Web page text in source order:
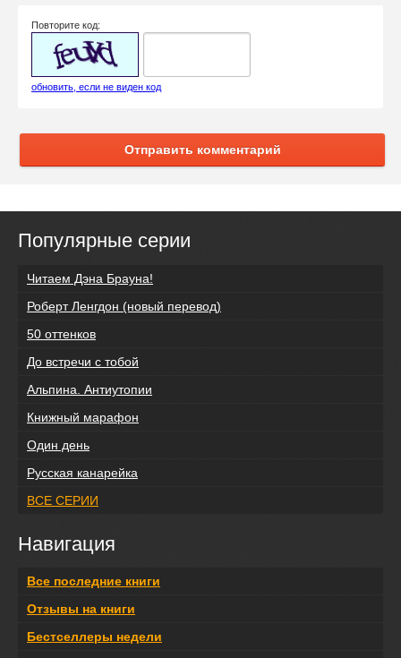
Повторите код:
обновить, если не виден код
Отправить комментарий
Популярные серии
Читаем Дэна Брауна!
Роберт Ленгдон (новый перевод)
50 оттенков
До встречи с тобой
Альпина. Антиутопии
Книжный марафон
Один день
Русская канарейка
ВСЕ СЕРИИ
Навигация
Все последние книги
Отзывы на книги
Бестселлеры недели